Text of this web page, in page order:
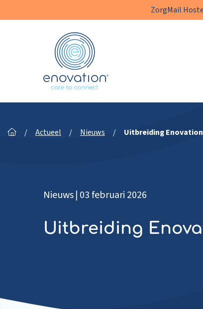
ZorgMail
Enovation
/ Actueel / Nieuws / Uitbreiding
Nieuws| 03 februari 2026
Uitbreiding